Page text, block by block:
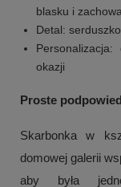
blasku i
Detal:
okazji
Proste
Skarbonka w
domowej galerii
aby była